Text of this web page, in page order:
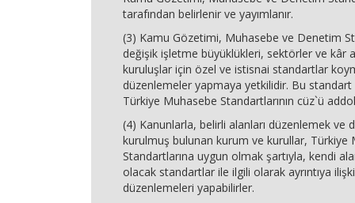
tarafından belirlenir ve yayımlanır.
(3) Kamu Gözetimi, Muhasebe ve Denetim
değişik işletme büyüklükleri, sektörler ve kâr
kuruluşlar için özel ve istisnai standartlar
düzenlemeler yapmaya yetkilidir. Bu
Türkiye Muhasebe Standartlarının cüz`ü
(4) Kanunlarla, belirli alanları düzenlemek ve
kurulmuş bulunan kurum ve kurullar, Türkiye
Standartlarına uygun olmak şartıyla, kendi
olacak standartlar ile ilgili olarak ayrıntıya
düzenlemeleri yapabilirler.